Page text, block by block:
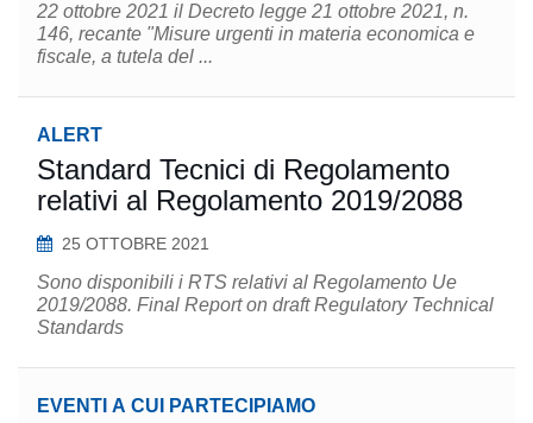
22 ottobre 2021 il Decreto legge 21 ottobre 2021, n.
146, recante "Misure urgenti in materia economica e
fiscale, a tutela del ...
ALERT
Standard Tecnici di Regolamento
relativi al Regolamento 2019/2088
25 OTTOBRE 2021
Sono disponibili i RTS relativi al Regolamento Ue
2019/2088. Final Report on draft Regulatory Technical
Standards
EVENTI A CUI PARTECIPIAMO